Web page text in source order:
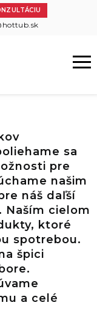
sa
pre
našim
náš daľší
Naším cielom
ktoré
spotrebou.
špici
a celé